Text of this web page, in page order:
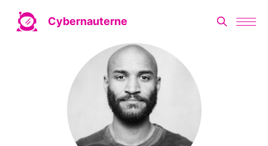
Cybernauterne